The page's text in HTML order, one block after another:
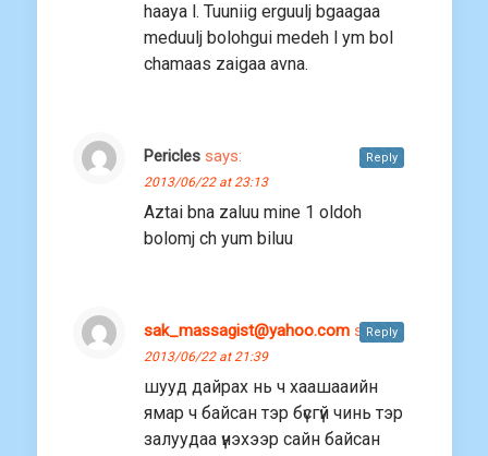
haaya l. Tuuniig erguulj bgaagaa
meduulj bolohgui medeh l ym bol
chamaas zaigaa avna.
Pericles says:
2013/06/22 at 23:13
Aztai bna zaluu mine 1 oldoh
bolomj ch yum biluu
Reply
sak_massagist@yahoo.com says:
2013/06/22 at 21:39
шууд дайрах нь ч хаашааийн
ямар ч байсан тэр бүсгүй чинь тэр
залуудаа үнэхээр сайн байсан
Reply